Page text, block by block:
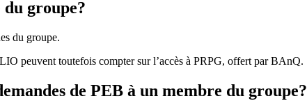
groupe?
du groupe.
peuvent toutefois compter sur l’accès à PRPG, offert par BAnQ.
de PEB à un membre du groupe?